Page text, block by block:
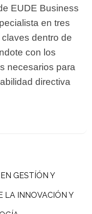
EUDE Business
en tres
dentro de
con los
necesarios para
directiva
GESTÍÓN Y
LA INNOVACIÓN Y